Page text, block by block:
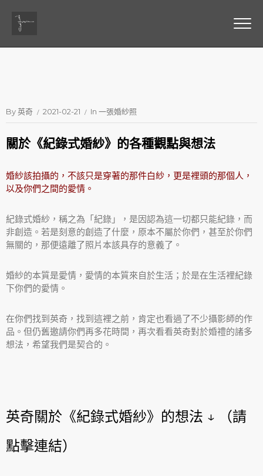
By英奇 2021-02-21 In 一張婚紗照
關於《紀錄式婚紗》的各種觀點與想法
婚紗該拍攝的，不該只是穿著的那件白紗，更是裡頭的那個人，
以及你們之間的愛情。
紀錄式婚紗，稱之為「紀錄」，是因認為這一切都只能紀錄，而
非創造。若是刻意的創造了什麼，原本不屬於你們，甚至於你們
無關的，那便遠離了照片本該具存的意義了。
婚紗的本質是愛情，愛情的本質來自於生活；於是在生活裡紀錄
下你們的愛情。
在你們找到英奇，找到這裡之前，肯定也看過了不少攝影師的作
品。但仍舊邀請你們再多花時間，再次看看英奇對於婚禮的諸多
想法，希望我們是契合的。
英奇關於《紀錄式婚紗》的想法 ↓ （請
點擊連結）